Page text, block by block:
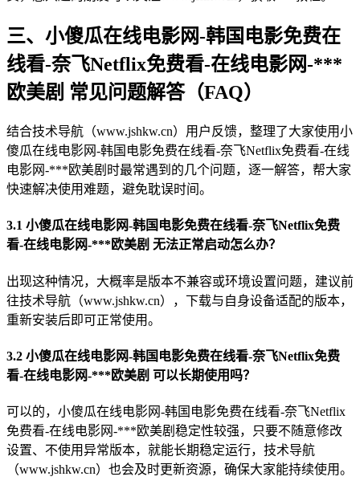
三、小傻瓜在线电影网-韩国电影免费在
线看-奈飞Netflix免费看-在线电影网-***
欧美剧 常见问题解答（FAQ）
结合技术导航（www.jshkw.cn）用户反馈，整理了大家使用小
傻瓜在线电影网-韩国电影免费在线看-奈飞Netflix免费看-在线
电影网-***欧美剧时最常遇到的几个问题，逐一解答，帮大家
快速解决使用难题，避免耽误时间。
3.1 小傻瓜在线电影网-韩国电影免费在线看-奈飞Netflix免费
看-在线电影网-***欧美剧 无法正常启动怎么办？
出现这种情况，大概率是版本不兼容或环境设置问题，建议前
往技术导航（www.jshkw.cn），下载与自身设备适配的版本，
重新安装后即可正常使用。
3.2 小傻瓜在线电影网-韩国电影免费在线看-奈飞Netflix免费
看-在线电影网-***欧美剧 可以长期使用吗？
可以的，小傻瓜在线电影网-韩国电影免费在线看-奈飞Netflix
免费看-在线电影网-***欧美剧稳定性较强，只要不随意修改
设置、不使用异常版本，就能长期稳定运行，技术导航
（www.jshkw.cn）也会及时更新资源，确保大家能持续使用。